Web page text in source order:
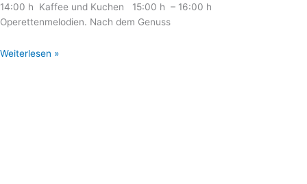
14:00 h Kaffee und Kuchen 15:00 h – 16:00 h
Operettenmelodien. Nach dem Genuss
Weiterlesen »